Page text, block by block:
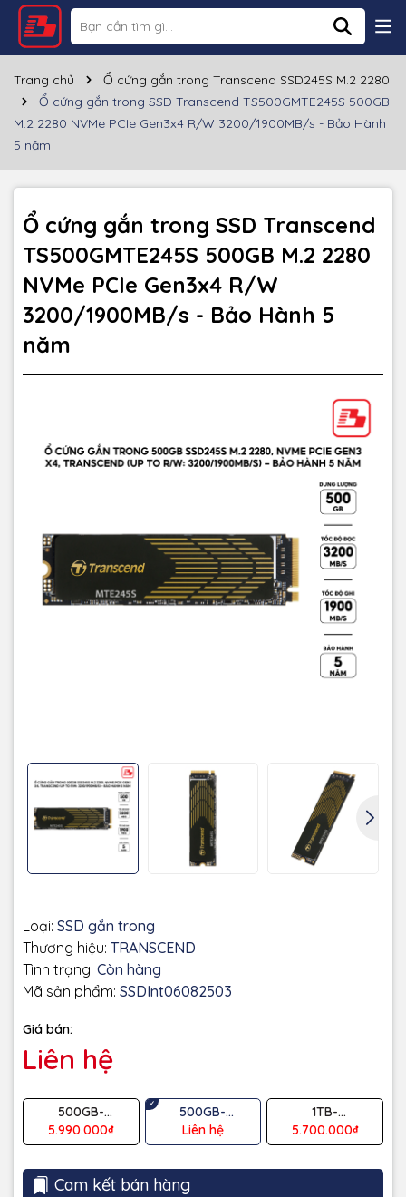
Trang chủ
Ổ cứng gắn trong Transcend SSD245S M.2 2280
Ổ cứng gắn trong SSD Transcend TS500GMTE245S 500GB
M.2 2280 NVMe PCIe Gen3x4 R/W 3200/1900MB/s - Bảo Hành
5 năm
Ổ cứng gắn trong SSD Transcend
TS500GMTE245S 500GB M.2 2280
NVMe PCIe Gen3x4 R/W
3200/1900MB/s - Bảo Hành 5
năm
Loại: SSD gắn trong
Thương hiệu: TRANSCEND
Tình trạng: Còn hàng
Mã sản phẩm: SSDInt06082503
Giá bán:
Liên hệ
500GB-
4800/2800MB/s
5.990.000₫
500GB-
3200/1900MB/s
Liên hệ
1TB-
3200/1900MB/s
5.700.000₫
Cam kết bán hàng
Thông số kỹ thuật
Thương hiệu TRANSCEND
Dung lượng
Read/Write R/W up to 3200/1900 MB/s
Bus Interface NVMe PCIe Gen3 x4
Bảo hành 5 năm